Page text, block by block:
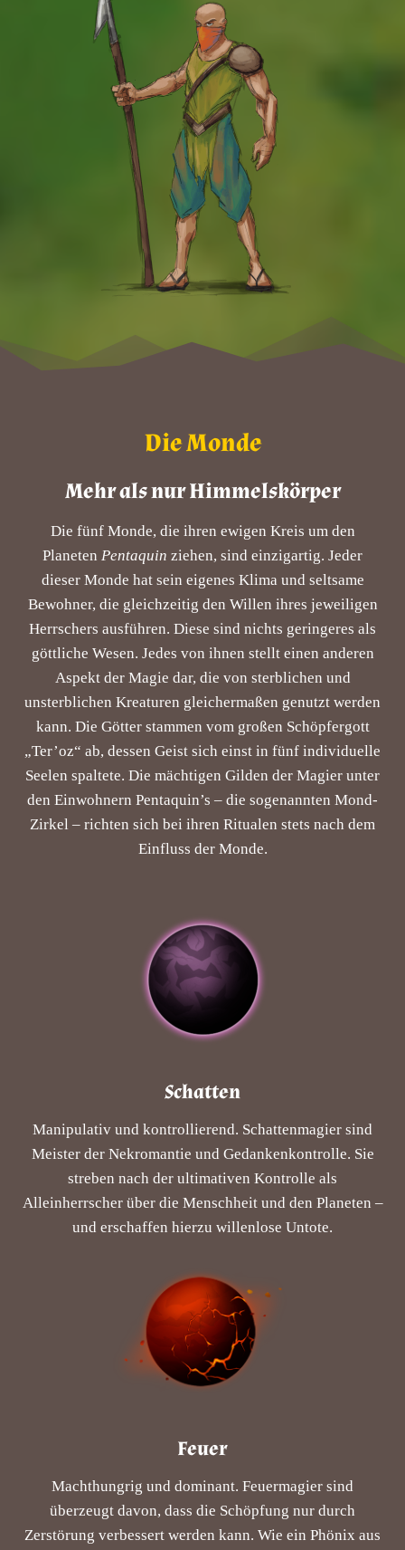
Die Monde
Mehr als nur Himmelskörper
Die fünf Monde, die ihren ewigen Kreis um den
Planeten Pentaquin ziehen, sind einzigartig. Jeder
dieser Monde hat sein eigenes Klima und seltsame
Bewohner, die gleichzeitig den Willen ihres jeweiligen
Herrschers ausführen. Diese sind nichts geringeres als
göttliche Wesen. Jedes von ihnen stellt einen anderen
Aspekt der Magie dar, die von sterblichen und
unsterblichen Kreaturen gleichermaßen genutzt werden
kann. Die Götter stammen vom großen Schöpfergott
„Ter’oz“ ab, dessen Geist sich einst in fünf individuelle
Seelen spaltete. Die mächtigen Gilden der Magier unter
den Einwohnern Pentaquin’s – die sogenannten Mond-
Zirkel – richten sich bei ihren Ritualen stets nach dem
Einfluss der Monde.
Schatten
Manipulativ und kontrollierend. Schattenmagier sind
Meister der Nekromantie und Gedankenkontrolle. Sie
streben nach der ultimativen Kontrolle als
Alleinherrscher über die Menschheit und den Planeten –
und erschaffen hierzu willenlose Untote.
Feuer
Machthungrig und dominant. Feuermagier sind
überzeugt davon, dass die Schöpfung nur durch
Zerstörung verbessert werden kann. Wie ein Phönix aus